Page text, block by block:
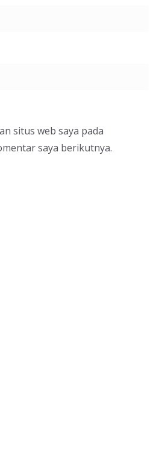
situs web saya pada
saya berikutnya.